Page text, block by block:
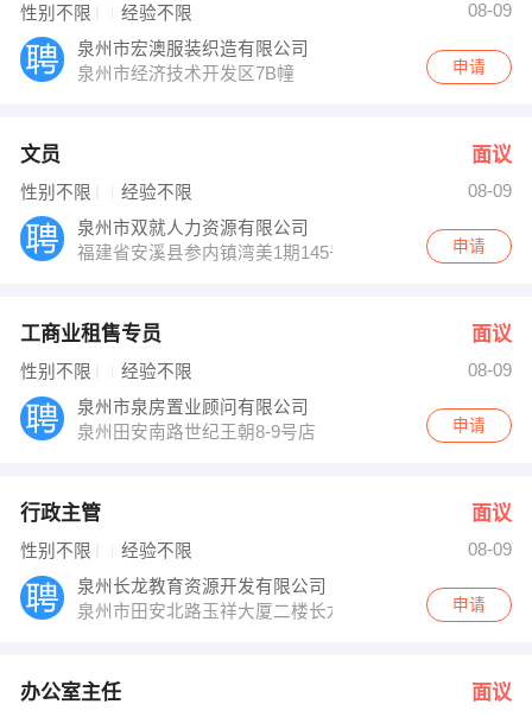
性别不限 经验不限
08-09
泉州市宏澳服装织造有限公司
泉州市经济技术开发区7B幢
申请
文员 面议
性别不限 经验不限
08-09
泉州市双就人力资源有限公司
福建省安溪县参内镇湾美1期145号
申请
工商业租售专员 面议
性别不限 经验不限
08-09
泉州市泉房置业顾问有限公司
泉州田安南路世纪王朝8-9号店
申请
行政主管 面议
性别不限 经验不限
08-09
泉州长龙教育资源开发有限公司
泉州市田安北路玉祥大厦二楼长龙教育（人才大厦斜对面
申请
办公室主任 面议